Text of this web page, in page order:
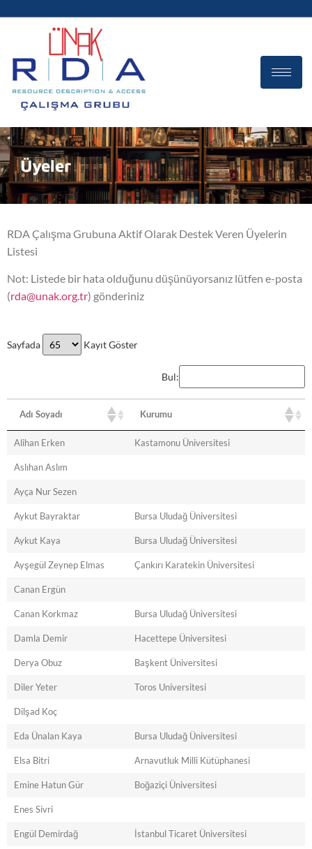
Üyeler
RDA Çalışma Grubuna Aktif Olarak Destek Veren Üyelerin
Listesi
Not: Listede bir hata olduğunu düşünüyorsanız lütfen e-posta
(rda@unak.org.tr) gönderiniz
Sayfada Kayıt Göster
Bul:
Adı Soyadı Kurumu
Alihan Erken Kastamonu Üniversitesi
Aslıhan Aslım
Ayça Nur Sezen
Aykut Bayraktar Bursa Uludağ Üniversitesi
Aykut Kaya Bursa Uludağ Üniversitesi
Ayşegül Zeynep Elmas Çankırı Karatekin Üniversitesi
Canan Ergün
Canan Korkmaz Bursa Uludağ Üniversitesi
Damla Demir Hacettepe Üniversitesi
Derya Obuz Başkent Üniversitesi
Diler Yeter Toros Universitesi
Dilşad Koç
Eda Ünalan Kaya Bursa Uludağ Üniversitesi
Elsa Bitri Arnavutluk Milli Kütüphanesi
Emine Hatun Gür Boğaziçi Üniversitesi
Enes Sivri
Engül Demirdağ İstanbul Ticaret Üniversitesi